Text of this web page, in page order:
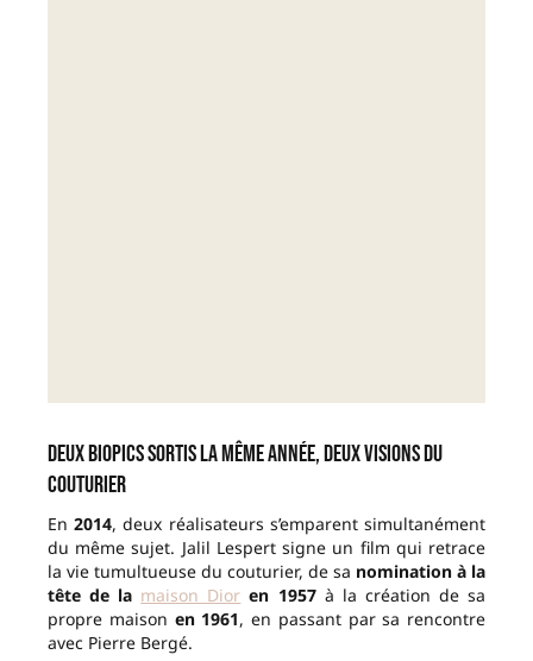
Deux biopics sortis la même année, deux visions du
couturier
En2014, deux réalisateurs s’emparent simultanément
du même sujet. Jalil Lespert signe un film qui retrace
la vie tumultueuse du couturier, de sa nomination à la
tête de la maison Dior en 1957à la création de sa
propre maison en 1961, en passant par sa rencontre
avec Pierre Bergé.